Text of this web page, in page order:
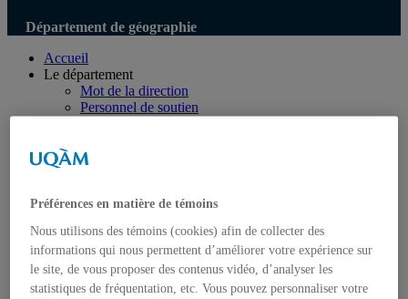
Département de géographie
Accueil
Le département
Mot de la direction
Personnel de soutien
Premier cycle
Directions des programmes
Professeur.e.s régulie.è.r.e.s
Professeur.e.s associé.e.s
Professeur.e.s invité.e.s
Chargé.e.s de cours de géographie
Préférences en matière de témoins
Nous utilisons des témoins (cookies) afin de collecter des
informations qui nous permettent d’améliorer votre expérience sur
le site, de vous proposer des contenus vidéo, d’analyser les
statistiques de fréquentation, etc. Vous pouvez personnaliser votre